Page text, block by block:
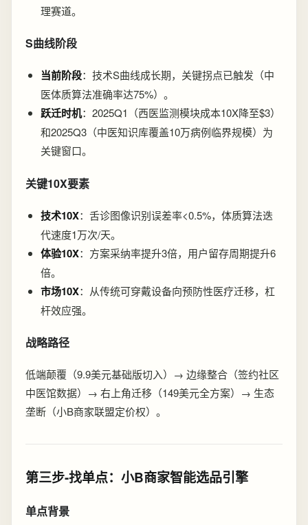
理赛道。
S曲线阶段
当前阶段：技术S曲线成长期，关键拐点已触发（中
医体质算法准确率达75%）。
跃迁时机：2025Q1（西医监测模块成本10X降至$3）
和2025Q3（中医知识库覆盖10万病例临界规模）为
关键窗口。
关键10X要素
技术10X：舌诊图像识别误差率<0.5%，体质算法迭
代速度1万次/天。
体验10X：方案采纳率提升3倍，用户留存周期提升6
倍。
市场10X：从传统可穿戴设备向预防性医疗迁移，杠
杆效应强。
战略路径
低端颠覆（9.9美元基础版切入）→ 边缘整合（签约社区
中医馆数据）→ 右上角迁移（149美元全方案）→ 生态
垄断（小B商家联盟定价权）。
第三步-找单点：小B商家智能选品引擎
单点背景